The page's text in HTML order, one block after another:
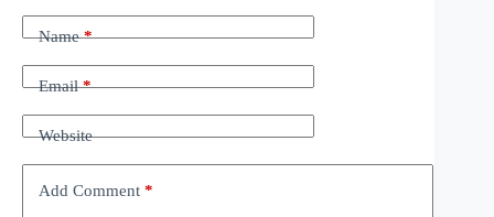
Name*
Email*
Website
Add Comment *